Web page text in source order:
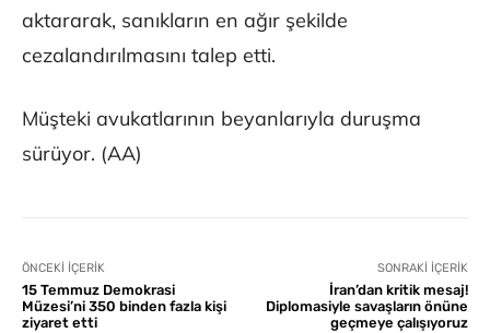
aktararak, sanıkların en ağır şekilde
cezalandırılmasını talep etti.
Müşteki avukatlarının beyanlarıyla duruşma
sürüyor. (AA)
ÖNCEKI İÇERIK
15 Temmuz Demokrasi
Müzesi’ni 350 binden fazla kişi
ziyaret etti
SONRAKI İÇERIK
İran’dan kritik mesaj!
Diplomasiyle savaşların önüne
geçmeye çalışıyoruz